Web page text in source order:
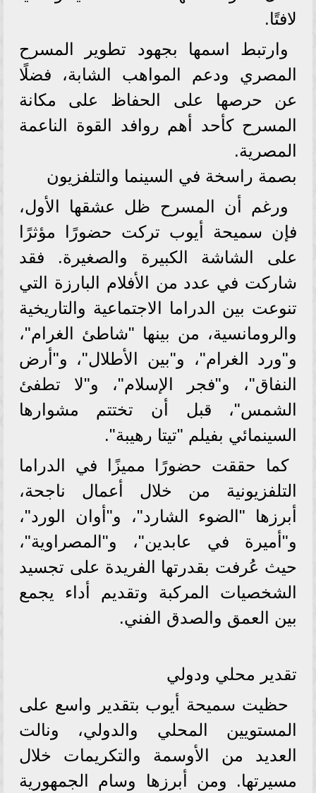
لافتًا.
وارتبط اسمها بجهود تطوير المسرح
المصري ودعم المواهب الشابة، فضلًا
عن حرصها على الحفاظ على مكانة
المسرح كأحد أهم روافد القوة الناعمة
المصرية.
بصمة راسخة في السينما والتلفزيون
ورغم أن المسرح ظل عشقها الأول،
فإن سميحة أيوب تركت حضورًا مؤثرًا
على الشاشة الكبيرة والصغيرة. فقد
شاركت في عدد من الأفلام البارزة التي
تنوعت بين الدراما الاجتماعية والتاريخية
والرومانسية، من بينها "شاطئ الغرام"،
و"ورد الغرام"، و"بين الأطلال"، و"أرض
النفاق"، و"فجر الإسلام"، و"لا تطفئ
الشمس"، قبل أن تختتم مشوارها
السينمائي بفيلم "تيتا رهيبة".
كما حققت حضورًا مميزًا في الدراما
التلفزيونية من خلال أعمال ناجحة،
أبرزها "الضوء الشارد"، و"أوان الورد"،
و"أميرة في عابدين"، و"المصراوية"،
حيث عُرفت بقدرتها الفريدة على تجسيد
الشخصيات المركبة وتقديم أداء يجمع
بين العمق والصدق الفني.
تقدير محلي ودولي
حظيت سميحة أيوب بتقدير واسع على
المستويين المحلي والدولي، ونالت
العديد من الأوسمة والتكريمات خلال
مسيرتها. ومن أبرزها وسام الجمهورية